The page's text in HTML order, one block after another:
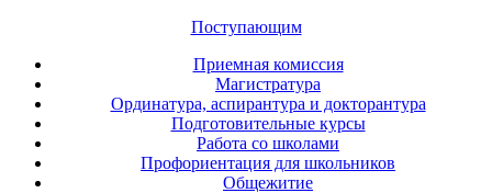
Поступающим
Приемная комиссия
Магистратура
Ординатура, аспирантура и докторантура
Подготовительные курсы
Работа со школами
Профориентация для школьников
Общежитие